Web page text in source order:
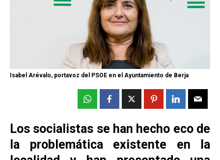
Isabel Arévalo, portavoz del PSOE en el Ayuntamiento de Berja
Los socialistas se han hecho eco de
la problemática existente en la